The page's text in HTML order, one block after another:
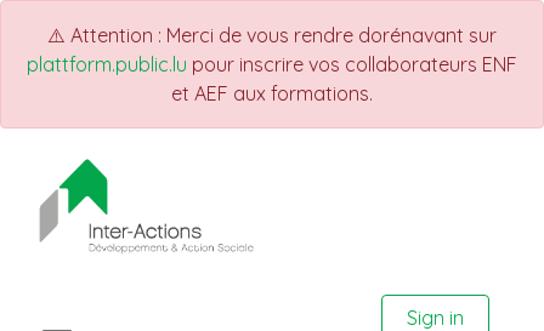
⚠️ Attention : Merci de vous rendre dorénavant sur
plattform.public.lu pour inscrire vos collaborateurs ENF
et AEF aux formations.
Sign in